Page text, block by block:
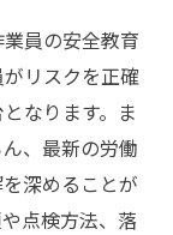
員の安全教育
リスクを正確
なります。ま
、最新の労働
深めることが
点検方法、落